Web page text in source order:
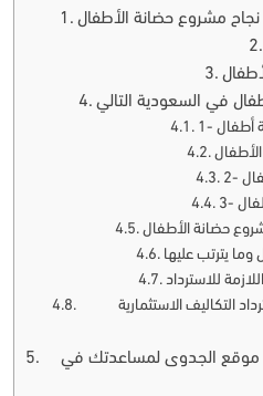
حضانة الأطفال
يترتب عليها
للاسترداد
التكاليف الاستثمارية
موقع الجدوى لمساعدتك في